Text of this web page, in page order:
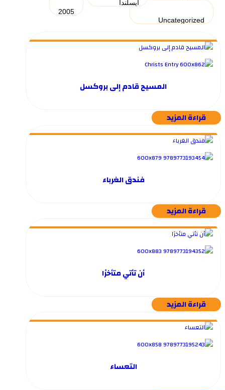
المسيح قادم إلى بروكسل
قراءة المزيد
فندق الغرباء
قراءة المزيد
أن تأتي متأخرًا
قراءة المزيد
التعساء